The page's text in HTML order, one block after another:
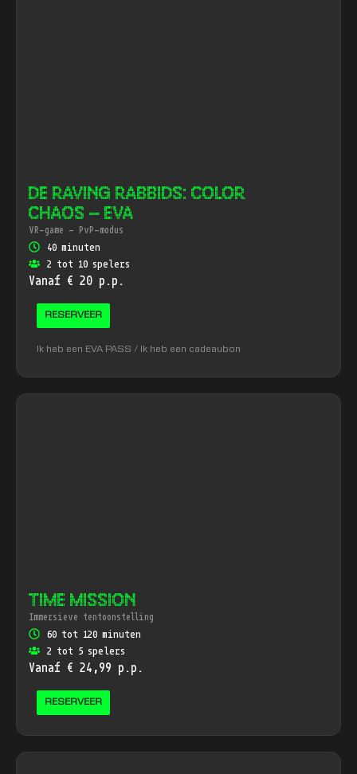
DE RAVING RABBIDS: COLOR
CHAOS – EVA
VR-game - PvP-modus
40 minuten
2 tot 10 spelers
Vanaf € 20 p.p.
RESERVEER
Ik heb een EVA PASS / Ik heb een cadeaubon
TIME MISSION
Immersieve tentoonstelling
60 tot 120 minuten
2 tot 5 spelers
Vanaf € 24,99 p.p.
RESERVEER